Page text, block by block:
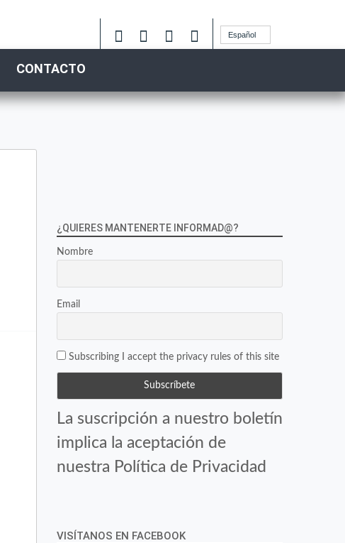
Español
CONTACTO
¿QUIERES MANTENERTE INFORMAD@?
Nombre
Email
Subscribing I accept the privacy rules of this site
La suscripción a nuestro boletín
implica la aceptación de
nuestra Política de Privacidad
VISÍTANOS EN FACEBOOK